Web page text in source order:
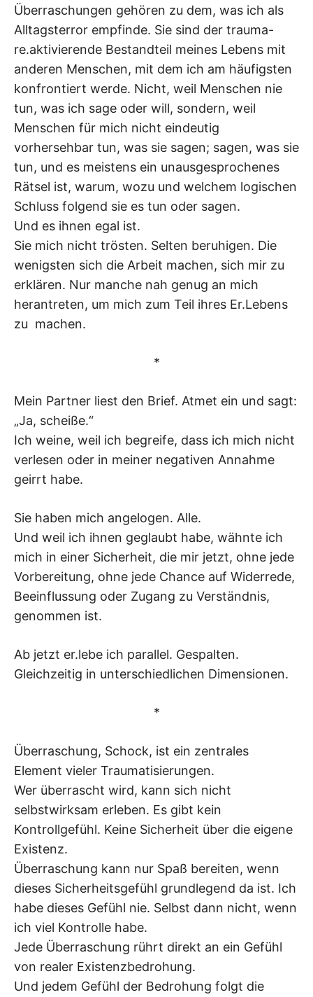
Überraschungen gehören zu dem, was ich als
Alltagsterror empfinde. Sie sind der trauma-
re.aktivierende Bestandteil meines Lebens mit
anderen Menschen, mit dem ich am häufigsten
konfrontiert werde. Nicht, weil Menschen nie
tun, was ich sage oder will, sondern, weil
Menschen für mich nicht eindeutig
vorhersehbar tun, was sie sagen; sagen, was sie
tun, und es meistens ein unausgesprochenes
Rätsel ist, warum, wozu und welchem logischen
Schluss folgend sie es tun oder sagen.
Und es ihnen egal ist.
Sie mich nicht trösten. Selten beruhigen. Die
wenigsten sich die Arbeit machen, sich mir zu
erklären. Nur manche nah genug an mich
herantreten, um mich zum Teil ihres Er.Lebens
zu machen.
*
Mein Partner liest den Brief. Atmet ein und sagt:
„Ja, scheiße.“
Ich weine, weil ich begreife, dass ich mich nicht
verlesen oder in meiner negativen Annahme
geirrt habe.
Sie haben mich angelogen. Alle.
Und weil ich ihnen geglaubt habe, wähnte ich
mich in einer Sicherheit, die mir jetzt, ohne jede
Vorbereitung, ohne jede Chance auf Widerrede,
Beeinflussung oder Zugang zu Verständnis,
genommen ist.
Ab jetzt er.lebe ich parallel. Gespalten.
Gleichzeitig in unterschiedlichen Dimensionen.
*
Überraschung, Schock, ist ein zentrales
Element vieler Traumatisierungen.
Wer überrascht wird, kann sich nicht
selbstwirksam erleben. Es gibt kein
Kontrollgefühl. Keine Sicherheit über die eigene
Existenz.
Überraschung kann nur Spaß bereiten, wenn
dieses Sicherheitsgefühl grundlegend da ist. Ich
habe dieses Gefühl nie. Selbst dann nicht, wenn
ich viel Kontrolle habe.
Jede Überraschung rührt direkt an ein Gefühl
von realer Existenzbedrohung.
Und jedem Gefühl der Bedrohung folgt die